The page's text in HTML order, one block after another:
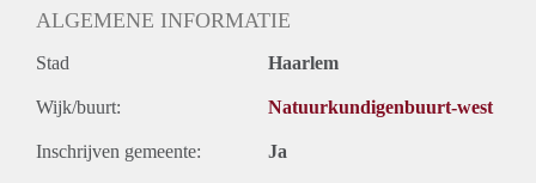
ALGEMENE INFORMATIE
Stad Haarlem
Wijk/buurt: Natuurkundigenbuurt-west
Inschrijven gemeente: Ja